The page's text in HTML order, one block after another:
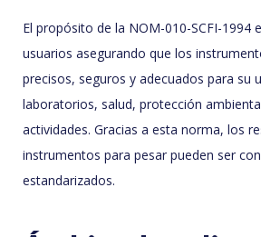
El propósito de la NOM-010-SCFI-1994
usuarios asegurando que los
precisos, seguros y adecuados para su
laboratorios, salud, protección
actividades. Gracias a esta norma, los
instrumentos para pesar pueden ser
estandarizados.